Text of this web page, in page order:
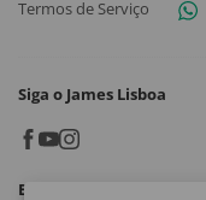
Termos de Serviço
Siga o James Lisboa
Baixe o App